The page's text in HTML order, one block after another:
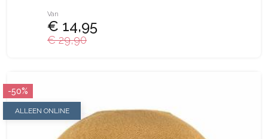
Van
€ 14,95
€ 29,90
ALLEEN ONLINE
-50%